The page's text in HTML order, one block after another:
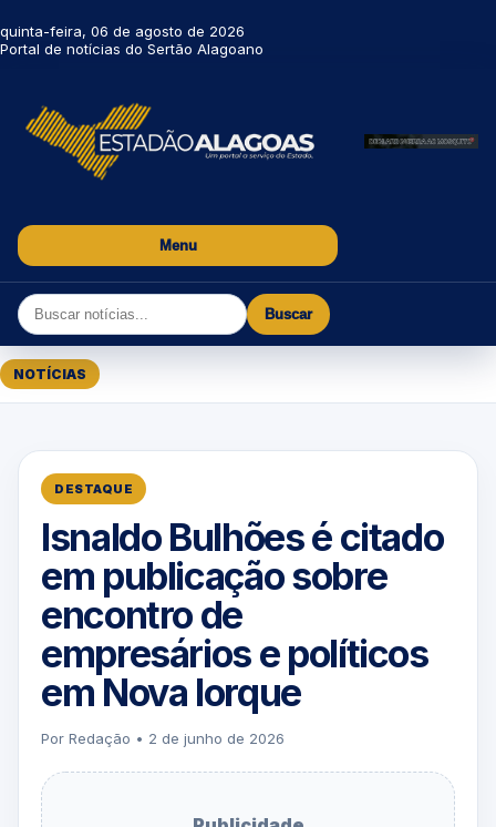
quinta-feira, 06 de agosto de 2026
Portal de notícias do Sertão Alagoano
Menu
Buscar
NOTÍCIAS
DESTAQUE
Isnaldo Bulhões é citado
em publicação sobre
encontro de
empresários e políticos
em Nova Iorque
Por Redação • 2 de junho de 2026